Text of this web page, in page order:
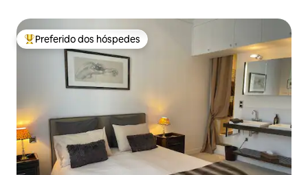
Entre os melhores preferidos dos hóspedes
Preferido dos hóspedes